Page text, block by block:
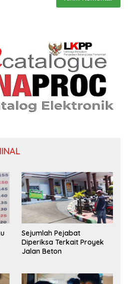
Sejumlah Pejabat
Diperiksa Terkait Proyek
Jalan Beton